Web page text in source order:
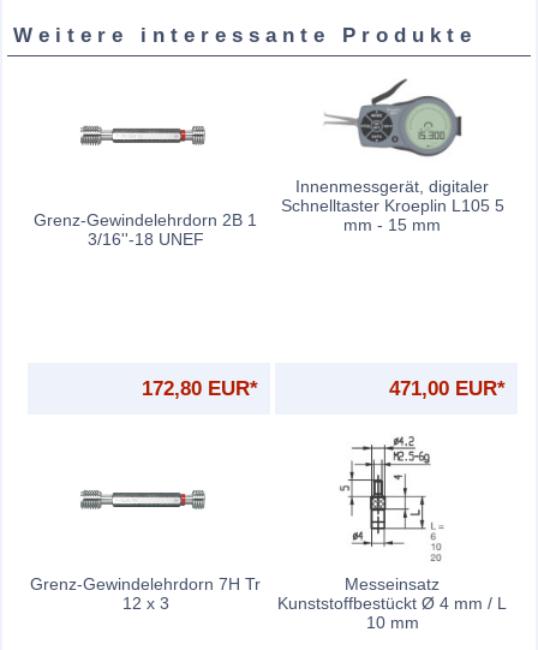
Weitere interessante Produkte
Grenz-Gewindelehrdorn 2B 1
3/16''-18 UNEF
172,80 EUR*
Innenmessgerät, digitaler
Schnelltaster Kroeplin L105 5
mm - 15 mm
471,00 EUR*
Grenz-Gewindelehrdorn 7H Tr
12 x 3
Messeinsatz
Kunststoffbestückt Ø 4 mm / L
10 mm